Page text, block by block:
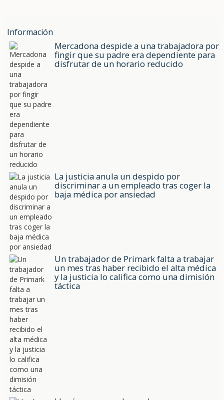
Información
Mercadona despide a una trabajadora por
fingir que su padre era dependiente para
disfrutar de un horario reducido
La justicia anula un despido por
discriminar a un empleado tras coger la
baja médica por ansiedad
Un trabajador de Primark falta a trabajar
un mes tras haber recibido el alta médica
y la justicia lo califica como una dimisión
táctica